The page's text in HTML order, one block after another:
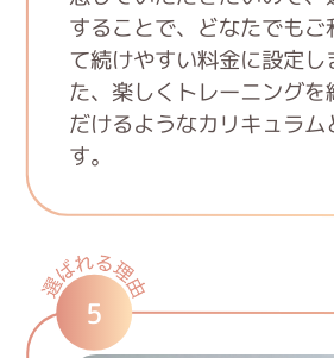
することで、どなたでも
て続けやすい料金に設定し
た、楽しくトレーニングを
だけるようなカリキュラム
す。
5